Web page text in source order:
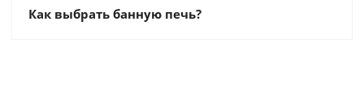
Как выбрать банную печь?